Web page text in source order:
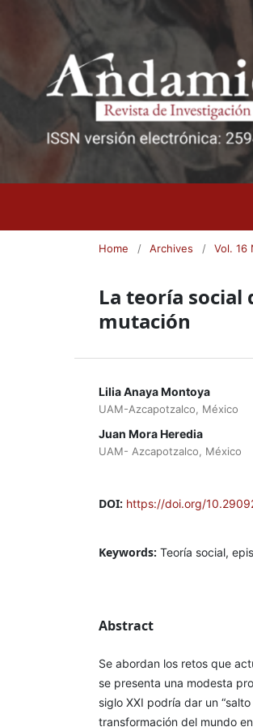
Home / Archives / Vol. 16
La teoría social
mutación
Lilia Anaya Montoya
UAM-Azcapotzalco, México
Juan Mora Heredia
UAM- Azcapotzalco, México
DOI: https://doi.org/
Keywords: Teoría social,
Abstract
Se abordan los retos que
se presenta una modesta
siglo XXI podría dar un
transformación del mundo